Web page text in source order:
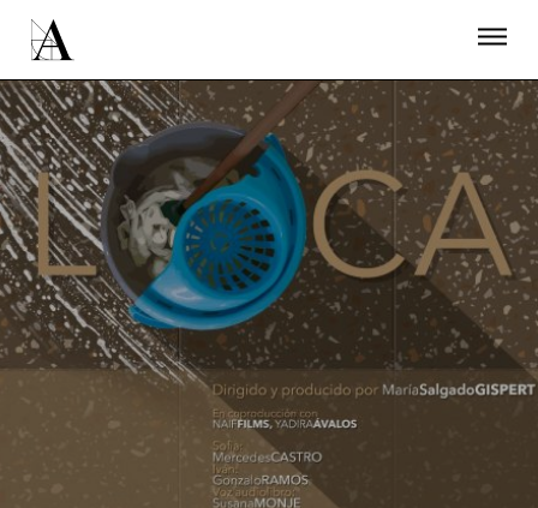
ACTUALIDAD
PROYECTOS
RESIDENCIAS
ÚNETE A LA ACADEMIA DE CINE
PRENSA
NEWSLETTER